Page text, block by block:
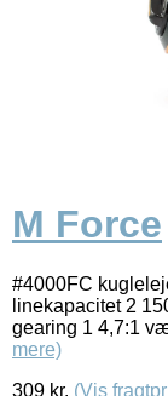
M Force
#4000FC
linekapacitet 2
gearing 1 4,7:1
mere)
309 kr. (Vis